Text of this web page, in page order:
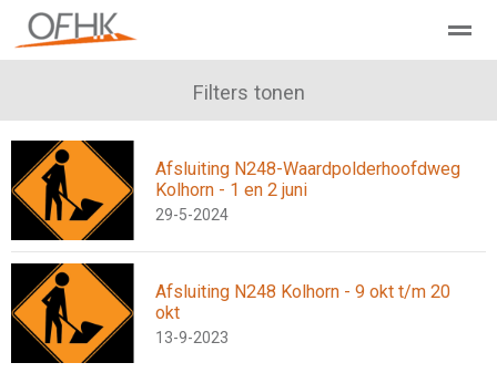
Ondernemers Federatie Hollands Kroon
Home Zoeken Nieuws Agenda
Filters tonen
Afsluiting N248-Waardpolderhoofdweg
Kolhorn - 1 en 2 juni
29-5-2024
Afsluiting N248 Kolhorn - 9 okt t/m 20
okt
13-9-2023